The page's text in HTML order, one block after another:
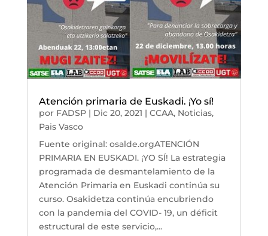
Atención primaria de Euskadi. ¡Yo sí!
por FADSP| Dic 20, 2021 | CCAA, Noticias,
Pais Vasco
Fuente original: osalde.orgATENCIÓN
PRIMARIA EN EUSKADI. ¡YO SÍ! La estrategia
programada de desmantelamiento de la
Atención Primaria en Euskadi continúa su
curso. Osakidetza continúa encubriendo
con la pandemia del COVID- 19, un déficit
estructural de este servicio,...